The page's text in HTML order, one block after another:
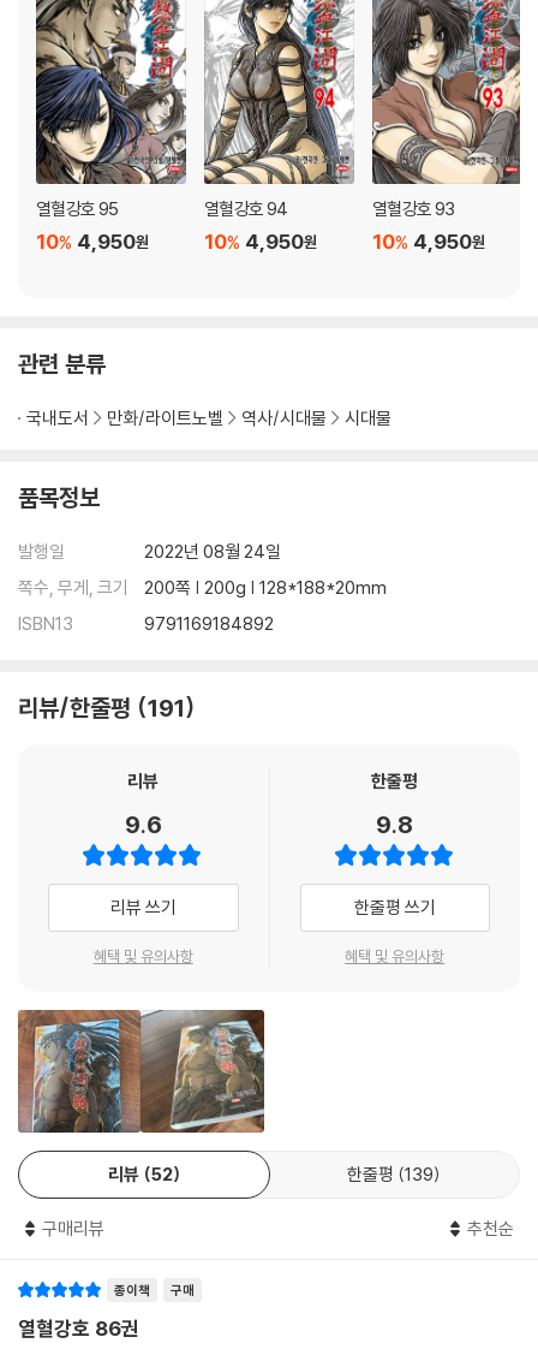
열혈강호 95
4,950원
10%
열혈강호 94
4,950원
10%
열혈강호 93
4,950원
10%
관련 분류
국내도서 만화/라이트노벨 역사/시대물 시대물
품목정보
발행일
2022년 08월 24일
쪽수, 무게, 크기
200쪽 | 200g | 128*188*20mm
ISBN13
9791169184892
리뷰/한줄평 191
리뷰
9.6
리뷰 쓰기
혜택 및 유의사항
한줄평
9.8
한줄평 쓰기
혜택 및 유의사항
리뷰 52 한줄평 139
구매리뷰 추천순
종이책 구매
열혈강호 86권